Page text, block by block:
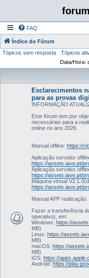
FAQ
Índice do Fórum
Tópicos sem resposta
Tópicos
Data/Hora:
Esclarecimentos
para as provas
INFORMAÇÃO
Este fórum tem por
necessárias para a
online no ano 2026.
Manual offline: https://
Aplicação servidor
https://assets.iave.pt/
Aplicação servidor
https://assets.iave.pt/
Máquina virtual
https://assets.iave.pt/
Manual APP realização:
Fazer a transferência
operativo), em:
Windows: https://
MB)
Linux: https://
MB)
macOS: https://
MB)
iOS: https://
Android: https://